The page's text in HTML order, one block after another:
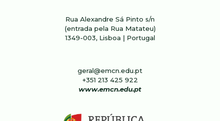
Rua Alexandre Sá Pinto s/n
(entrada pela Rua Matateu)
1349-003, Lisboa | Portugal
geral@emcn.edu.pt
+351 213 425 922
www.emcn.edu.pt